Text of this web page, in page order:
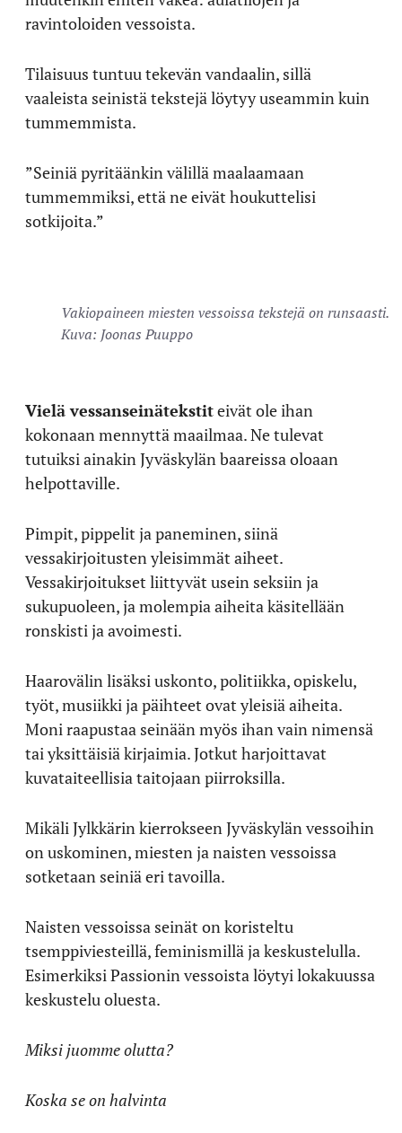
ravintoloiden vessoista.
Tilaisuus tuntuu tekevän vandaalin, sillä
vaaleista seinistä tekstejä löytyy useammin kuin
tummemmista.
”Seiniä pyritäänkin välillä maalaamaan
tummemmiksi, että ne eivät houkuttelisi
sotkijoita.”
Vakiopaineen miesten vessoissa tekstejä on runsaasti.
Kuva: Joonas Puuppo
Vielä vessanseinätekstiteivät ole ihan
kokonaan mennyttä maailmaa. Ne tulevat
tutuiksi ainakin Jyväskylän baareissa oloaan
helpottaville.
Pimpit, pippelit ja paneminen, siinä
vessakirjoitusten yleisimmät aiheet.
Vessakirjoitukset liittyvät usein seksiin ja
sukupuoleen, ja molempia aiheita käsitellään
ronskisti ja avoimesti.
Haarovälin lisäksi uskonto, politiikka, opiskelu,
työt, musiikki ja päihteet ovat yleisiä aiheita.
Moni raapustaa seinään myös ihan vain nimensä
tai yksittäisiä kirjaimia. Jotkut harjoittavat
kuvataiteellisia taitojaan piirroksilla.
Mikäli Jylkkärin kierrokseen Jyväskylän vessoihin
on uskominen, miesten ja naisten vessoissa
sotketaan seiniä eri tavoilla.
Naisten vessoissa seinät on koristeltu
tsemppiviesteillä, feminismillä ja keskustelulla.
Esimerkiksi Passionin vessoista löytyi lokakuussa
keskustelu oluesta.
Miksi juomme olutta?
Koska se on halvinta